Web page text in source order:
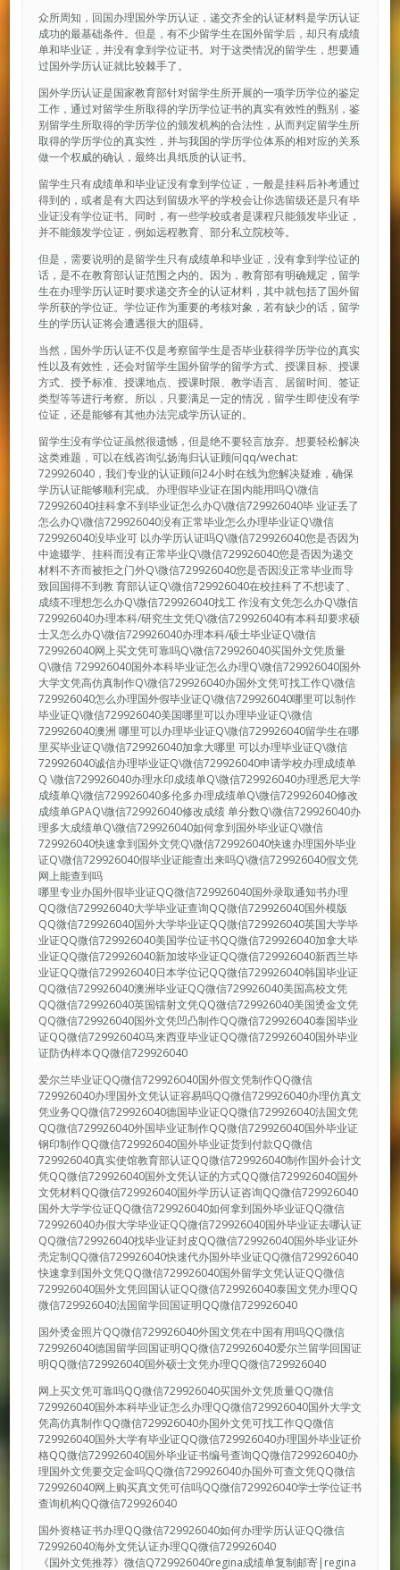
众所周知，回国办理国外学历认证，递交齐全的认证材料是学历认证
成功的最基础条件。但是，有不少留学生在国外留学后，却只有成绩
单和毕业证，并没有拿到学位证书。对于这类情况的留学生，想要通
过国外学历认证就比较棘手了。
国外学历认证是国家教育部针对留学生所开展的一项学历学位的鉴定
工作，通过对留学生所取得的学历学位证书的真实有效性的甄别，鉴
别留学生所取得的学历学位的颁发机构的合法性，从而判定留学生所
取得的学历学位的真实性，并与我国的学历学位体系的相对应的关系
做一个权威的确认，最终出具纸质的认证书。
留学生只有成绩单和毕业证没有拿到学位证，一般是挂科后补考通过
得到的，或者是有大四达到留级水平的学校会让你选留级还是只有毕
业证没有学位证书。同时，有一些学校或者是课程只能颁发毕业证，
并不能颁发学位证，例如远程教育、部分私立院校等。
但是，需要说明的是留学生只有成绩单和毕业证，没有拿到学位证的
话，是不在教育部认证范围之内的。因为，教育部有明确规定，留学
生在办理学历认证时要求递交齐全的认证材料，其中就包括了国外留
学所获的学位证。学位证作为重要的考核对象，若有缺少的话，留学
生的学历认证将会遭遇很大的阻碍。
当然，国外学历认证不仅是考察留学生是否毕业获得学历学位的真实
性以及有效性，还会对留学生国外留学的留学方式、授课目标、授课
方式、授予标准、授课地点、授课时限、教学语言、居留时间、签证
类型等等进行考察。所以，只要满足一定的情况，留学生即使没有学
位证，还是能够有其他办法完成学历认证的。
留学生没有学位证虽然很遗憾，但是绝不要轻言放弃。想要轻松解决
这类难题，可以在线咨询弘扬海归认证顾问qq/wechat:
729926040，我们专业的认证顾问24小时在线为您解决疑难，确保
学历认证能够顺利完成。办理假毕业证在国内能用吗Q\微信
729926040挂科拿不到毕业证怎么办Q\微信729926040毕 业证丢了
怎么办Q\微信729926040没有正常毕业怎么办理毕业证Q\微信
729926040没毕业可 以办学历认证吗Q\微信729926040您是否因为
中途辍学、挂科而没有正常毕业Q\微信729926040您是否因为递交
材料不齐而被拒之门外Q\微信729926040您是否因没正常毕业而导
致回国得不到教 育部认证Q\微信729926040在校挂科了不想读了、
成绩不理想怎么办Q\微信729926040找工 作没有文凭怎么办Q\微信
729926040办理本科/研究生文凭Q\微信729926040有本科却要求硕
士又怎么办Q\微信729926040办理本科/硕士毕业证Q\微信
729926040网上买文凭可靠吗Q\微信729926040买国外文凭质量
Q\微信 729926040国外本科毕业证怎么办理Q\微信729926040国外
大学文凭高仿真制作Q\微信729926040办国外文凭可找工作Q\微信
729926040怎么办理国外假毕业证Q\微信729926040哪里可以制作
毕业证Q\微信729926040美国哪里可以办理毕业证Q\微信
729926040澳洲 哪里可以办理毕业证Q\微信729926040留学生在哪
里买毕业证Q\微信729926040加拿大哪里 可以办理毕业证Q\微信
729926040诚信办理毕业证Q\微信729926040申请学校办理成绩单
Q \微信729926040办理水印成绩单Q\微信729926040办理悉尼大学
成绩单Q\微信729926040多伦多办理成绩单Q\微信729926040修改
成绩单GPAQ\微信729926040修改成绩 单分数Q\微信729926040办
理多大成绩单Q\微信729926040如何拿到国外毕业证Q\微信
729926040快速拿到国外文凭Q\微信729926040快速办理国外毕业
证Q\微信729926040假毕业证能查出来吗Q\微信729926040假文凭
网上能查到吗
哪里专业办国外假毕业证QQ微信729926040国外录取通知书办理
QQ微信729926040大学毕业证查询QQ微信729926040国外模版
QQ微信729926040国外大学毕业证QQ微信729926040英国大学毕
业证QQ微信729926040美国学位证书QQ微信729926040加拿大毕
业证QQ微信729926040新加坡毕业证QQ微信729926040新西兰毕
业证QQ微信729926040日本学位记QQ微信729926040韩国毕业证
QQ微信729926040澳洲毕业证QQ微信729926040美国高校文凭
QQ微信729926040英国镭射文凭QQ微信729926040美国烫金文凭
QQ微信729926040国外文凭凹凸制作QQ微信729926040泰国毕业
证QQ微信729926040马来西亚毕业证QQ微信729926040国外毕业
证防伪样本QQ微信729926040
爱尔兰毕业证QQ微信729926040国外假文凭制作QQ微信
729926040办理国外文凭认证容易吗QQ微信729926040办理仿真文
凭业务QQ微信729926040德国毕业证QQ微信729926040法国文凭
QQ微信729926040外国毕业证制作QQ微信729926040国外毕业证
钢印制作QQ微信729926040国外毕业证货到付款QQ微信
729926040真实使馆教育部认证QQ微信729926040制作国外会计文
凭QQ微信729926040国外文凭认证的方式QQ微信729926040国外
文凭材料QQ微信729926040国外学历认证咨询QQ微信729926040
国外大学学位证QQ微信729926040如何拿到国外毕业证QQ微信
729926040办假大学毕业证QQ微信729926040国外毕业证去哪认证
QQ微信729926040找毕业证封皮QQ微信729926040国外毕业证外
壳定制QQ微信729926040快速代办国外毕业证QQ微信729926040
快速拿到国外文凭QQ微信729926040国外留学文凭认证QQ微信
729926040国外文凭回国认证QQ微信729926040泰国文凭办理QQ
微信729926040法国留学回国证明QQ微信729926040
国外烫金照片QQ微信729926040外国文凭在中国有用吗QQ微信
729926040德国留学回国证明QQ微信729926040爱尔兰留学回国证
明QQ微信729926040国外硕士文凭办理QQ微信729926040
网上买文凭可靠吗QQ微信729926040买国外文凭质量QQ微信
729926040国外本科毕业证怎么办理QQ微信729926040国外大学文
凭高仿真制作QQ微信729926040办国外文凭可找工作QQ微信
729926040国外大学有毕业证QQ微信729926040办理国外毕业证价
格QQ微信729926040国外毕业证书编号查询QQ微信729926040办
理国外文凭要交定金吗QQ微信729926040办国外可查文凭QQ微信
729926040网上购买真文凭可信吗QQ微信729926040学士学位证书
查询机构QQ微信729926040
国外资格证书办理QQ微信729926040如何办理学历认证QQ微信
729926040海外文凭认证办理QQ微信729926040
《国外文凭推荐》微信Q729926040regina成绩单复制邮寄|regina